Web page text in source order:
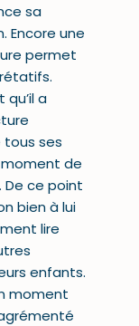
sa
Encore une
permet
a
ses
de
De ce point
bien à lui
lire
enfants.
moment